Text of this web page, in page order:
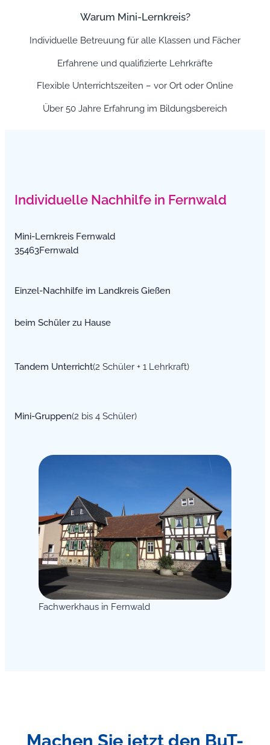
Warum Mini-Lernkreis?
Individuelle Betreuung für alle Klassen und Fächer
Erfahrene und qualifizierte Lehrkräfte
Flexible Unterrichtszeiten – vor Ort oder Online
Über 50 Jahre Erfahrung im Bildungsbereich
Individuelle Nachhilfe in Fernwald
Mini-Lernkreis Fernwald
35463Fernwald
Einzel-Nachhilfe im Landkreis Gießen
beim Schüler zu Hause
Tandem Unterricht(2 Schüler + 1 Lehrkraft)
Mini-Gruppen(2 bis 4 Schüler)
Fachwerkhaus in Fernwald
Machen Sie jetzt den BuT-